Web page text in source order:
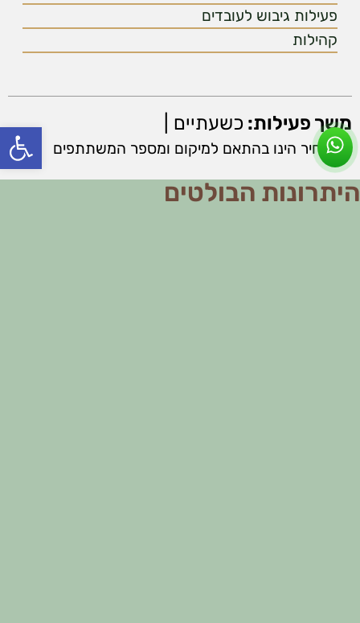
פעילות גיבוש לעובדים
קהילות
משך פעילות: כשעתיים |
* המחיר הינו בהתאם למיקום ומספר המשתתפים
היתרונות הבולטים
פתח